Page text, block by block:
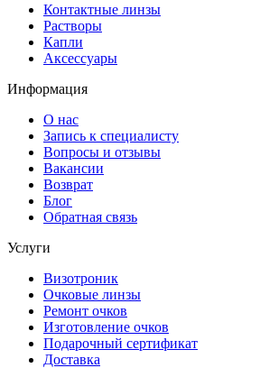
Контактные линзы
Растворы
Капли
Аксессуары
Информация
О нас
Запись к специалисту
Вопросы и отзывы
Вакансии
Возврат
Блог
Обратная связь
Услуги
Визотроник
Очковые линзы
Ремонт очков
Изготовление очков
Подарочный сертификат
Доставка